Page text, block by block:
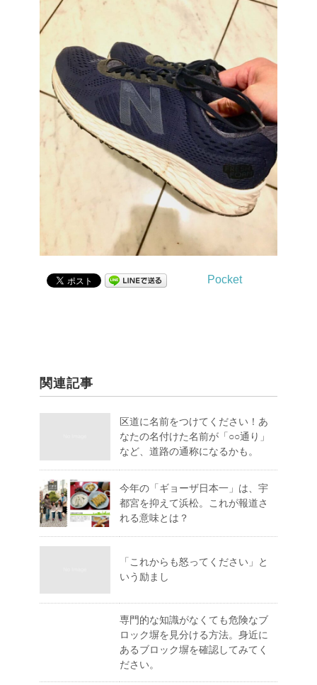
Pocket
関連記事
区道に名前をつけてください！あ
なたの名付けた名前が「○○通り」
など、道路の通称になるかも。
今年の「ギョーザ日本一」は、宇
都宮を抑えて浜松。これが報道さ
れる意味とは？
「これからも怒ってください」と
いう励まし
専門的な知識がなくても危険なブ
ロック塀を見分ける方法。身近に
あるブロック塀を確認してみてく
ださい。